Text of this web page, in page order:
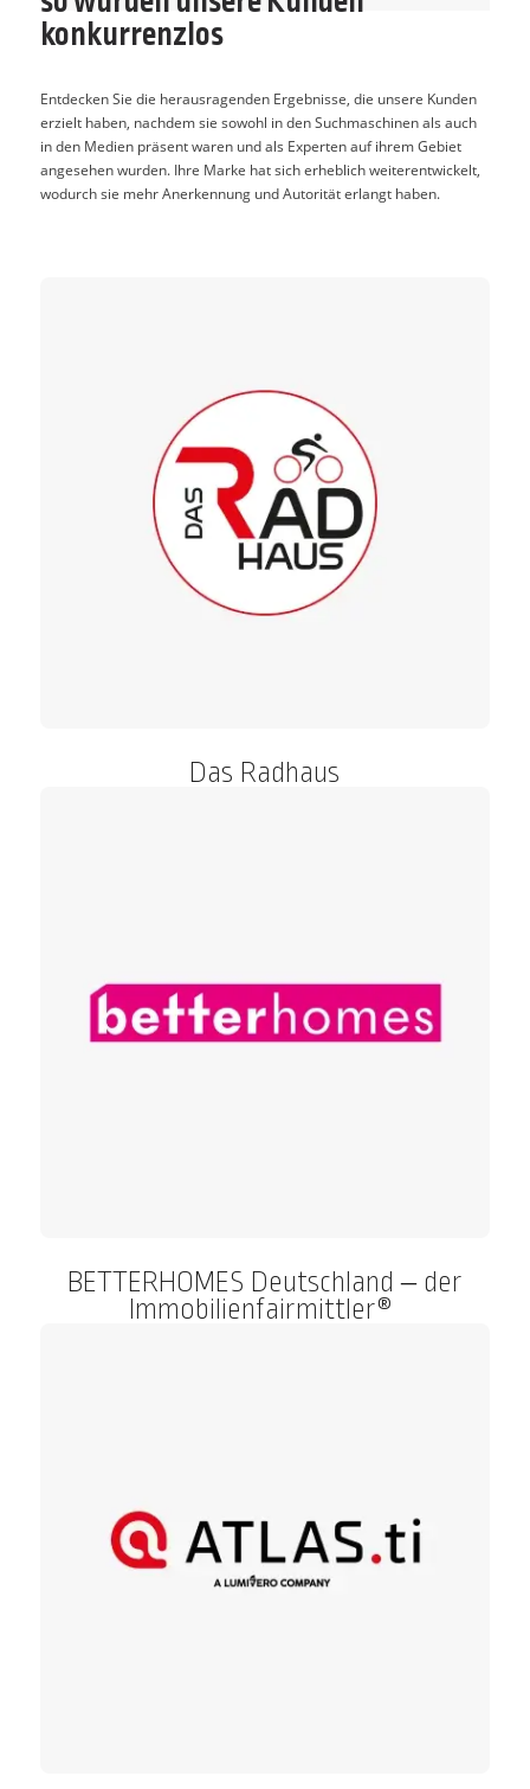
konkurrenzlos
Entdecken Sie die herausragenden Ergebnisse, die unsere Kunden
erzielt haben, nachdem sie sowohl in den Suchmaschinen als auch
in den Medien präsent waren und als Experten auf ihrem Gebiet
angesehen wurden. Ihre Marke hat sich erheblich weiterentwickelt,
wodurch sie mehr Anerkennung und Autorität erlangt haben.
Das Radhaus
BETTERHOMES Deutschland – der
Immobilienfairmittler®